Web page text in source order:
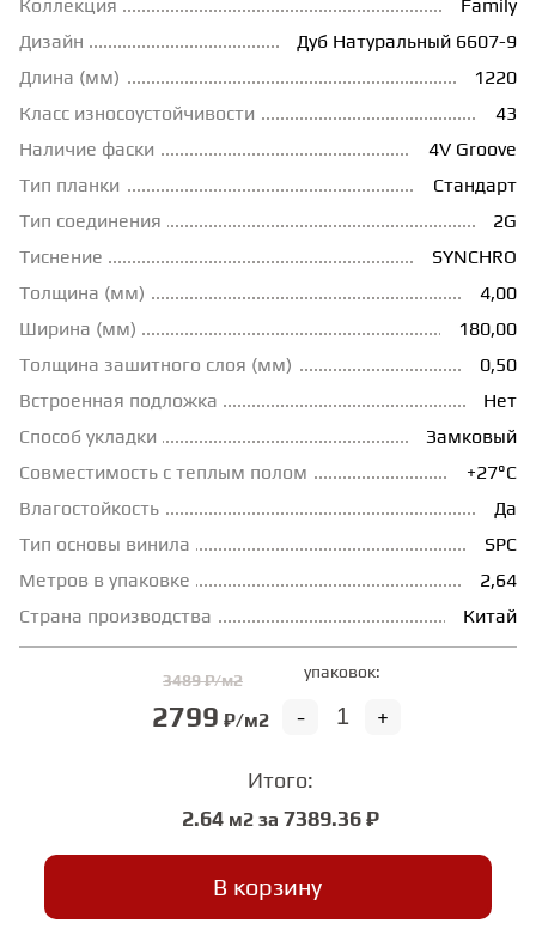
НАЛИВНОЙ ПОЛ
ГРУНТОВКИ
ТЕПЛЫЙ ПОЛ
ЭКОМАССИВ
МАССИВНАЯ ДОСКА
ИСКУССТВЕННАЯ ТРАВА
ИНЖЕНЕРНЫЙ МОДУЛЬ
ФАНЕРА
МИНЕРАЛЬНО-КАМЕННЫЙ
ЛАМИНАТ MSPC
Коллекция
Family
Дизайн
Дуб Натуральный 6607-9
Длина (мм)
1220
Класс износоустойчивости
43
Наличие фаски
4V Groove
Тип планки
Стандарт
Тип соединения
2G
Тиснение
SYNCHRO
Толщина (мм)
4,00
Ширина (мм)
180,00
Толщина зашитного слоя (мм)
0,50
Встроенная подложка
Нет
Способ укладки
Замковый
Совместимость с теплым полом
+27°С
Влагостойкость
Да
Тип основы винила
SPC
Метров в упаковке
2,64
Страна производства
Китай
3489 ₽/м2
2799 ₽/м2
упаковок:
+
-
Итого:
2.64м2 за 7389.36 ₽
В корзину